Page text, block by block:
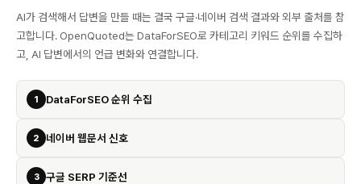
AI가 검색해서 답변을 만들 때는 결국 구글·네이버 검색 결과와 외부 출처를 참
고합니다. OpenQuoted는 DataForSEO로 카테고리 키워드 순위를 수집하
고, AI 답변에서의 언급 변화와 연결합니다.
1 DataForSEO 순위 수집
2 네이버 웹문서 신호
3 구글 SERP 기준선